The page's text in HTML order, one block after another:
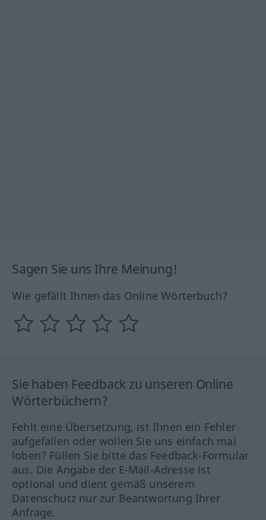
Sagen Sie uns Ihre Meinung!
Wie gefällt Ihnen das Online Wörterbuch?
Sie haben Feedback zu unseren Online
Wörterbüchern?
Fehlt eine Übersetzung, ist Ihnen ein Fehler
aufgefallen oder wollen Sie uns einfach mal
loben? Füllen Sie bitte das Feedback-Formular
aus. Die Angabe der E-Mail-Adresse ist
optional und dient gemäß unserem
Datenschutz nur zur Beantwortung Ihrer
Anfrage.